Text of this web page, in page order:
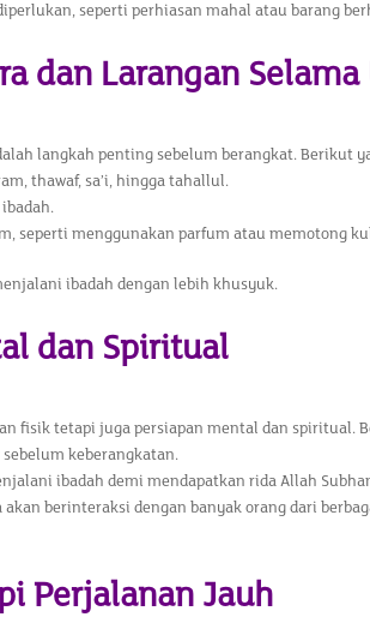
seperti perhiasan mahal atau barang
dan Larangan Selama
langkah penting sebelum berangkat. Berikut
thawaf, sa’i, hingga tahallul.
seperti menggunakan parfum atau memotong
ibadah dengan lebih khusyuk.
dan Spiritual
fisik tetapi juga persiapan mental dan spiritual.
keberangkatan.
ibadah demi mendapatkan rida Allah
berinteraksi dengan banyak orang dari
Perjalanan Jauh